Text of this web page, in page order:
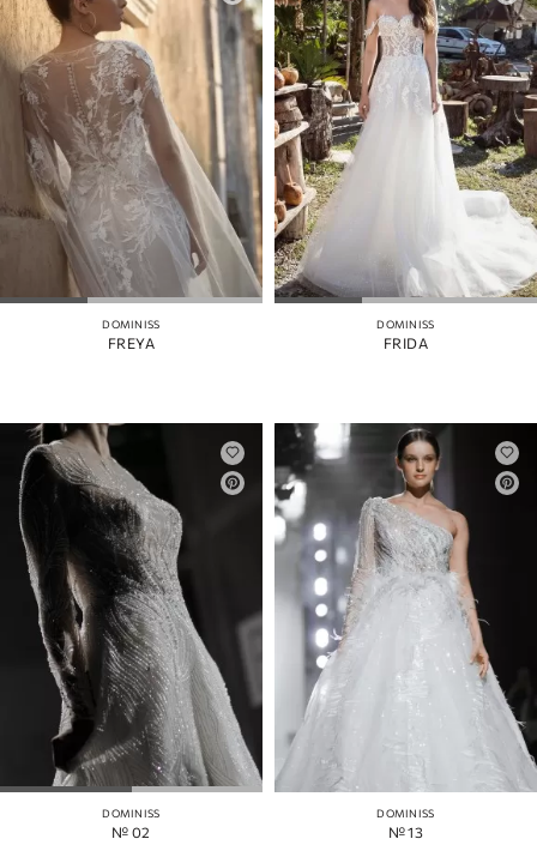
DOMINISS
FREYA
DOMINISS
FRIDA
DOMINISS
№ 02
DOMINISS
№ 13